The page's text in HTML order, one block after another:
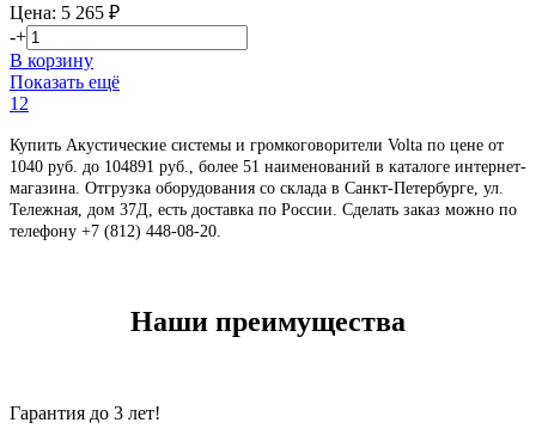
Цена: 5 265 ₽
-+
В корзину
Показать ещё
1 2
Купить Акустические системы и громкоговорители Volta по цене от
1040 руб. до 104891 руб., более 51 наименований в каталоге интернет-
магазина. Отгрузка оборудования со склада в Санкт-Петербурге, ул.
Тележная, дом 37Д, есть доставка по России. Сделать заказ можно по
телефону +7 (812) 448-08-20
Наши преимущества
Гарантия до 3 лет!